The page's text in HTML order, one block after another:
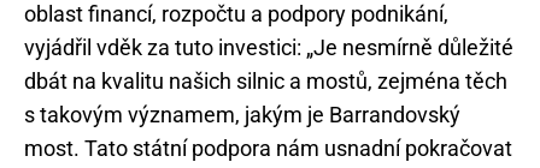
oblast financí, rozpočtu a podpory podnikání,
vyjádřil vděk za tuto investici: „Je nesmírně důležité
dbát na kvalitu našich silnic a mostů, zejména těch
s takovým významem, jakým je Barrandovský
most. Tato státní podpora nám usnadní pokračovat